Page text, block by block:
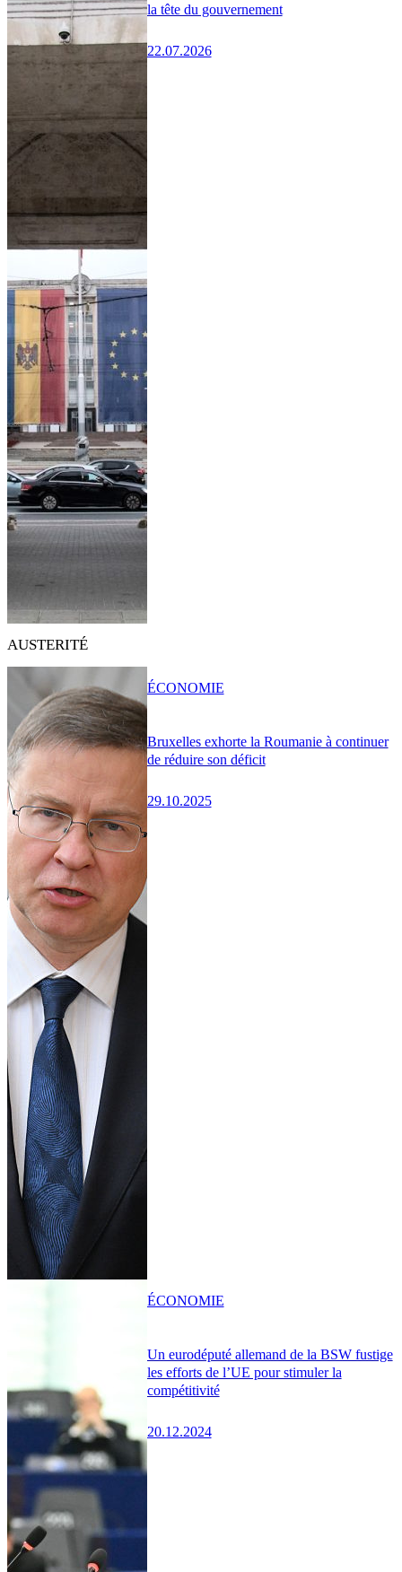
la tête du gouvernement
22.07.2026
AUSTERITÉ
Bruxelles exhorte la Roumanie à continuer
de réduire son déficit
29.10.2025
ÉCONOMIE
Un eurodéputé allemand de la BSW fustige
les efforts de l’UE pour stimuler la
compétitivité
20.12.2024
ÉCONOMIE